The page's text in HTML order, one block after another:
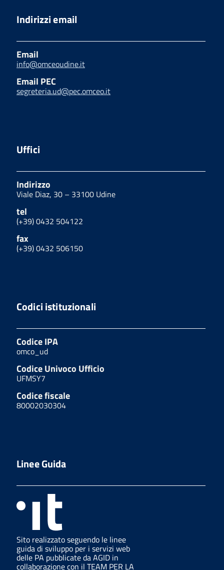
Indirizzi email
Email
info@omceoudine.it
Email PEC
segreteria.ud@pec.omceo.it
Uffici
Indirizzo
Viale Diaz, 30 – 33100 Udine
tel
(+39) 0432 504122
fax
(+39) 0432 506150
Codici istituzionali
Codice IPA
omco_ud
Codice Univoco Ufficio
UFMSY7
Codice fiscale
80002030304
Linee Guida
Sito realizzato seguendo le linee
guida di sviluppo per i servizi web
delle PA pubblicate da AGID in
collaborazione con il TEAM PER LA